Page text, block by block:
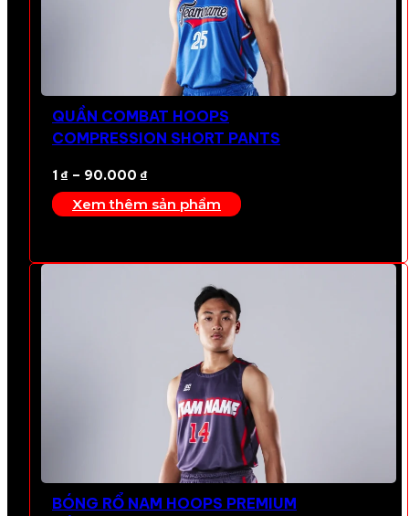
QUẦN COMBAT HOOPS
COMPRESSION SHORT PANTS
1₫ – 90.000 ₫Khoảng
giá:
từ
Xem thêm sản phẩm
BÓNG RỔ NAM HOOPS PREMIUM